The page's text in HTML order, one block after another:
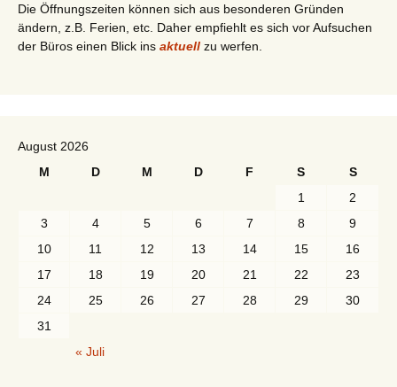
Die Öffnungszeiten können sich aus besonderen Gründen
ändern, z.B. Ferien, etc. Daher empfiehlt es sich vor Aufsuchen
der Büros einen Blick ins aktuell zu werfen.
August 2026
M
D M D F S
S
1
2
3
4 5 6 7 8
9
10
11 12 13 14 15
16
17
18 19 20 21 22
23
24
25 26 27 28 29
30
31
« Juli